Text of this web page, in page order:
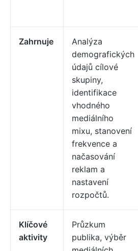
Zahrnuje
Analýza
demografických
údajů cílové
skupiny,
identifikace
vhodného
mediálního
mixu, stanovení
frekvence a
načasování
reklam a
nastavení
rozpočtů.
Klíčové
aktivity
Průzkum
publika, výběr